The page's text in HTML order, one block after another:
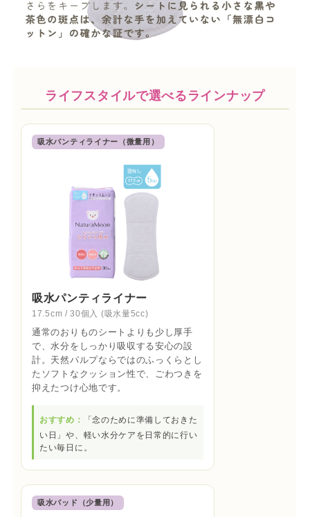
ライフスタイルで選べるラインナップ
吸水パンティライナー（微量用）
吸水パンティライナー
17.5cm / 30個入 (吸水量5cc)
通常のおりものシートよりも少し厚手
で、水分をしっかり吸収する安心の設
計。天然パルプならではのふっくらとし
たソフトなクッション性で、ごわつきを
抑えたつけ心地です。
おすすめ：
「念のために準備しておきた
い日」や、軽い水分ケアを日常的に行い
たい毎日に。
吸水パッド（少量用）